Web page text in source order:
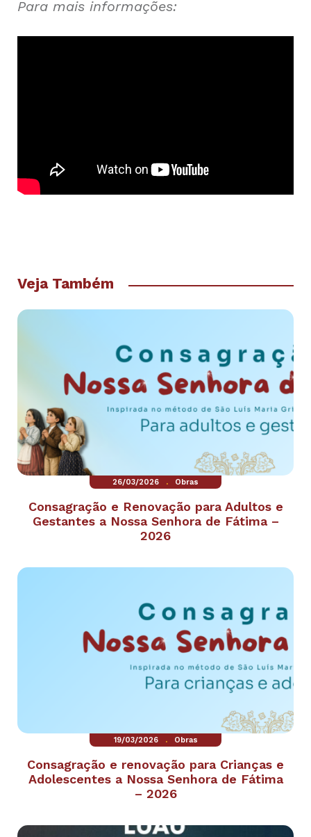
Para mais informações:
Veja Também
26/03/2026 . Obras
Consagração e Renovação para Adultos e
Gestantes a Nossa Senhora de Fátima –
2026
19/03/2026 . Obras
Consagração e renovação para Crianças e
Adolescentes a Nossa Senhora de Fátima
– 2026